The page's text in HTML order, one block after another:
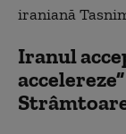
iraniană
Iranul